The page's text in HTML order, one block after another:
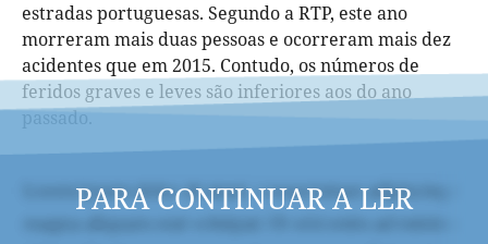
estradas portuguesas. Segundo a RTP, este ano
morreram mais duas pessoas e ocorreram mais dez
acidentes que em 2015. Contudo, os números de
feridos graves e leves são inferiores aos do ano
passado.
PARA CONTINUAR A LER